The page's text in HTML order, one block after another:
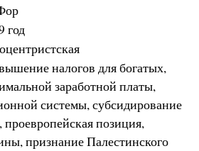
год
налогов для богатых,
заработной платы,
системы, субсидирование
позиция,
признание Палестинского